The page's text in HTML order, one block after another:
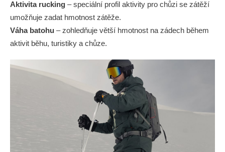
Aktivita rucking – speciální profil aktivity pro chůzi se zátěží
umožňuje zadat hmotnost zátěže.
Váha batohu – zohledňuje větší hmotnost na zádech během
aktivit běhu, turistiky a chůze.